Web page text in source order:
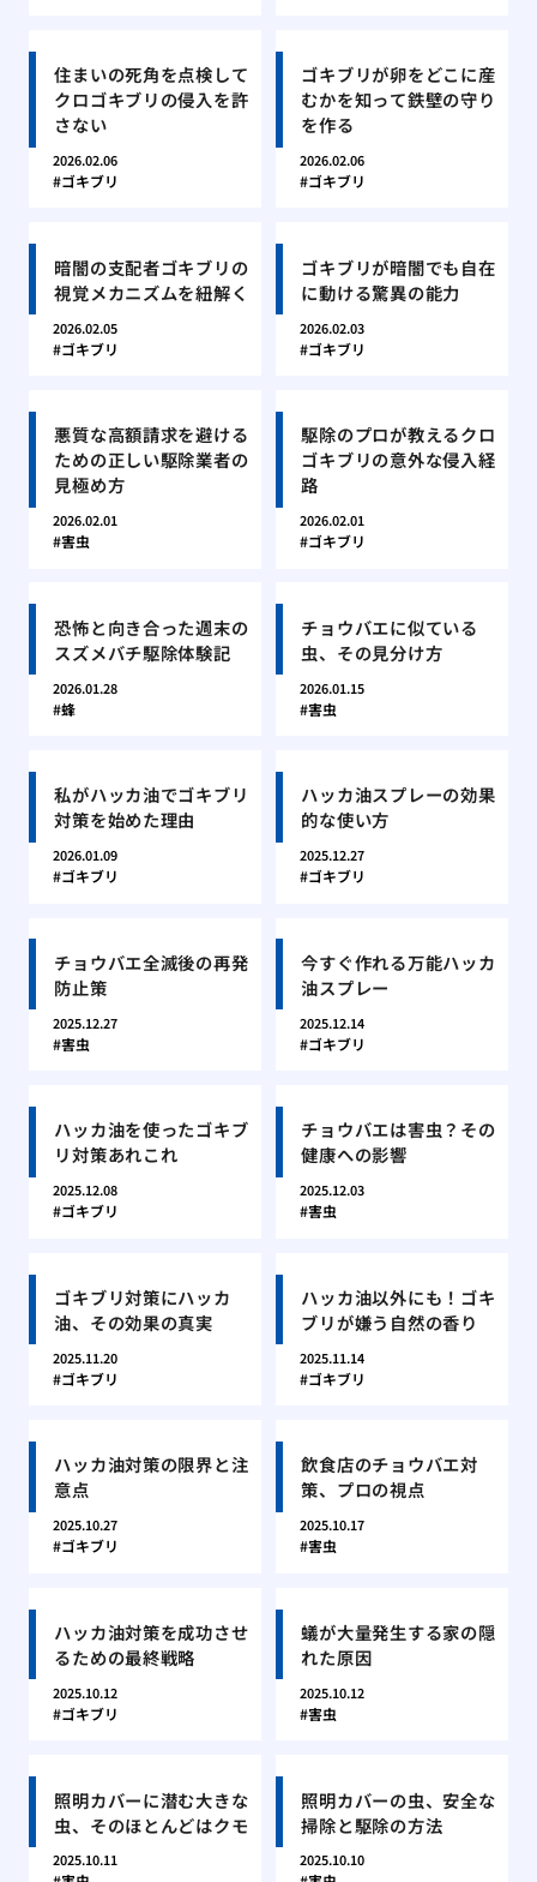
住まいの死角を点検して
クロゴキブリの侵入を許
さない
2026.02.06
ゴキブリ
ゴキブリが卵をどこに産
むかを知って鉄壁の守り
を作る
2026.02.06
ゴキブリ
暗闇の支配者ゴキブリの
視覚メカニズムを紐解く
2026.02.05
ゴキブリ
ゴキブリが暗闇でも自在
に動ける驚異の能力
2026.02.03
ゴキブリ
悪質な高額請求を避ける
ための正しい駆除業者の
見極め方
2026.02.01
害虫
駆除のプロが教えるクロ
ゴキブリの意外な侵入経
路
2026.02.01
ゴキブリ
恐怖と向き合った週末の
スズメバチ駆除体験記
2026.01.28
蜂
チョウバエに似ている
虫、その見分け方
2026.01.15
害虫
私がハッカ油でゴキブリ
対策を始めた理由
2026.01.09
ゴキブリ
ハッカ油スプレーの効果
的な使い方
2025.12.27
ゴキブリ
チョウバエ全滅後の再発
防止策
2025.12.27
害虫
今すぐ作れる万能ハッカ
油スプレー
2025.12.14
ゴキブリ
ハッカ油を使ったゴキブ
リ対策あれこれ
2025.12.08
ゴキブリ
チョウバエは害虫？その
健康への影響
2025.12.03
害虫
ゴキブリ対策にハッカ
油、その効果の真実
2025.11.20
ゴキブリ
ハッカ油以外にも！ゴキ
ブリが嫌う自然の香り
2025.11.14
ゴキブリ
ハッカ油対策の限界と注
意点
2025.10.27
ゴキブリ
飲食店のチョウバエ対
策、プロの視点
2025.10.17
害虫
ハッカ油対策を成功させ
るための最終戦略
2025.10.12
ゴキブリ
蟻が大量発生する家の隠
れた原因
2025.10.12
害虫
照明カバーに潜む大きな
虫、そのほとんどはクモ
2025.10.11
照明カバーの虫、安全な
掃除と駆除の方法
2025.10.10